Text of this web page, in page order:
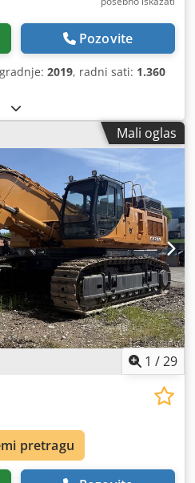
Pozovite
2019, radni sati: 1.360
Mali oglas
1 /29
pretragu